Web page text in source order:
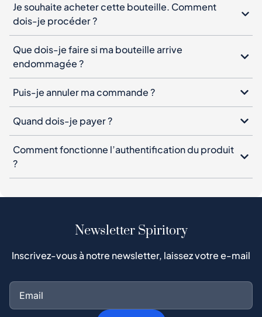
Je souhaite acheter cette bouteille. Comment
dois-je procéder ?
Que dois-je faire si ma bouteille arrive
endommagée ?
Puis-je annuler ma commande ?
Quand dois-je payer ?
Comment fonctionne l’authentification du produit
?
Newsletter Spiritory
Inscrivez-vous à notre newsletter, laissez votre e-mail